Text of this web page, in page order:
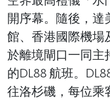
開序幕。隨後，達
館、香港國際機場
於離境閘口一同主
的DL88 航班。
往洛杉磯，每位乘